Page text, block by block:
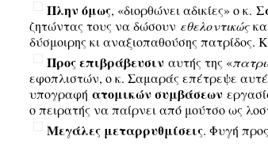
Πλην όμως, «διορθώνει αδικίες» ο κ.
ζητώντας τους να δώσουν εθελοντικώς
δύσμοιρης κι αναξιοπαθούσης πατρίδος.
Προς επιβράβευσιναυτής της «
εφοπλιστών, ο κ. Σαμαράς επέτρεψε
υπογραφή ατομικών συμβάσεων
ο πειρατής να παίρνει από μούτσο ως
Μεγάλες μεταρρυθμίσεις. Φυγή